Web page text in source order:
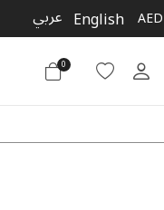
AED
English عربي
0